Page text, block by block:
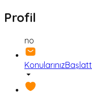
Profil
no
Konularınız